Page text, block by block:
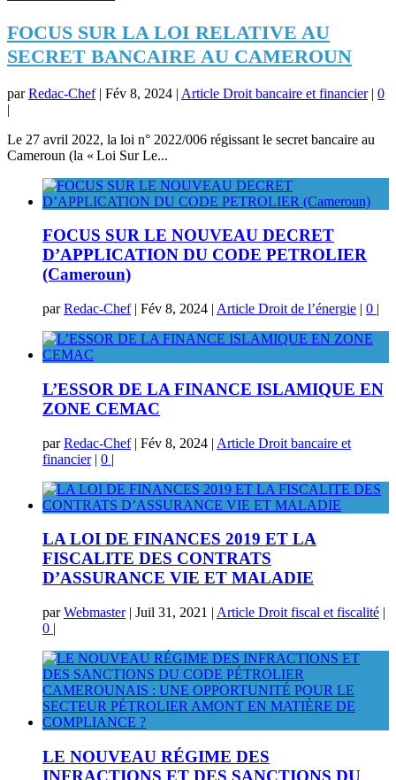
FOCUS SUR LA LOI RELATIVE AU
SECRET BANCAIRE AU CAMEROUN
parRedac-Chef| Fév 8, 2024 | Article Droit bancaire et financier| 0
|
Le 27 avril 2022, la loi n° 2022/006 régissant le secret bancaire au
Cameroun (la « Loi Sur Le...
FOCUS SUR LE NOUVEAU DECRET
D’APPLICATION DU CODE PETROLIER
(Cameroun)
parRedac-Chef| Fév 8, 2024 | Article Droit de l’énergie | 0 |
L’ESSOR DE LA FINANCE ISLAMIQUE EN
ZONE CEMAC
parRedac-Chef| Fév 8, 2024 | Article Droit bancaire et
financier| 0 |
LA LOI DE FINANCES 2019 ET LA
FISCALITE DES CONTRATS
D’ASSURANCE VIE ET MALADIE
parWebmaster| Juil 31, 2021 | Article Droit fiscal et fiscalité |
0 |
LE NOUVEAU RÉGIME DES
INFRACTIONS ET DES SANCTIONS DU